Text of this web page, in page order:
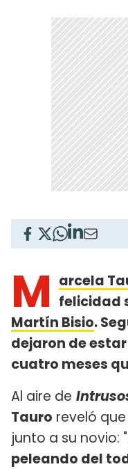
M arcela
felicidad
Martín Bisio.
dejaron de
cuatro meses
Al aire de
Tauro reveló
junto a su novio: "
peleando del